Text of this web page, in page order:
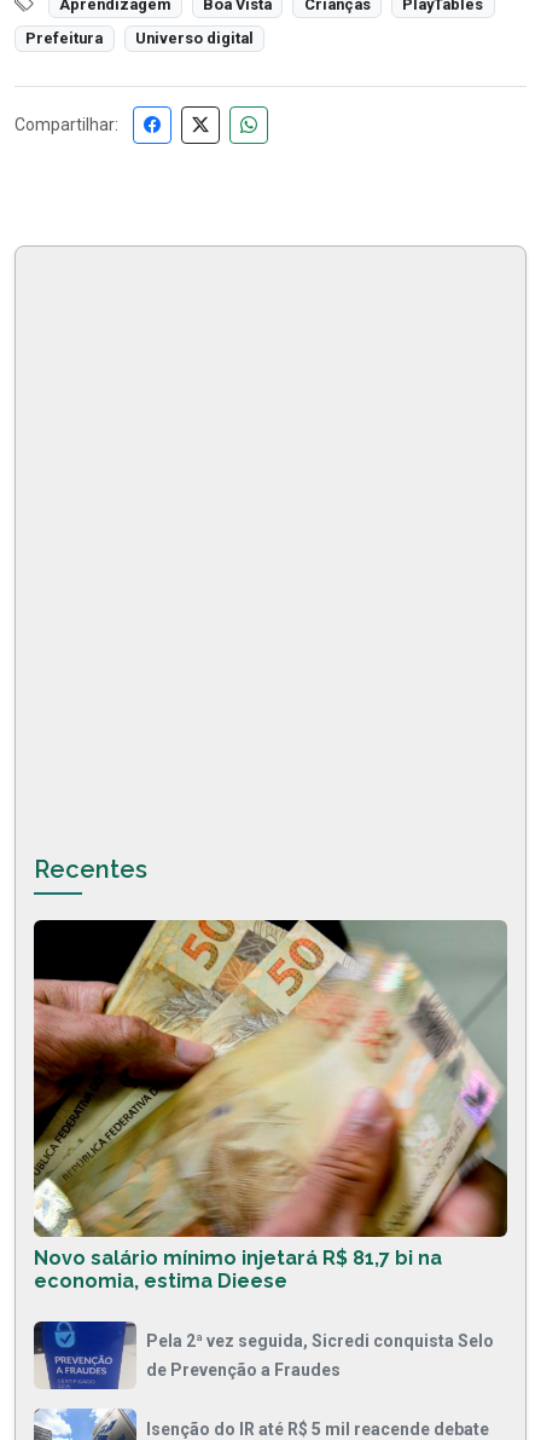
Aprendizagem Boa Vista Crianças
PlayTables
Prefeitura
Universo digital
Compartilhar:
Recentes
Novo salário mínimo injetará R$ 81,7 bi na
economia, estima Dieese
Pela 2ª vez seguida, Sicredi conquista Selo
de Prevenção a Fraudes
Isenção do IR até R$ 5 mil reacende debate